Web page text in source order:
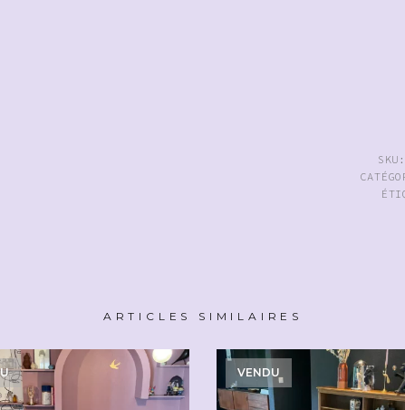
ARTICLES SIMILAIRES
VENDU